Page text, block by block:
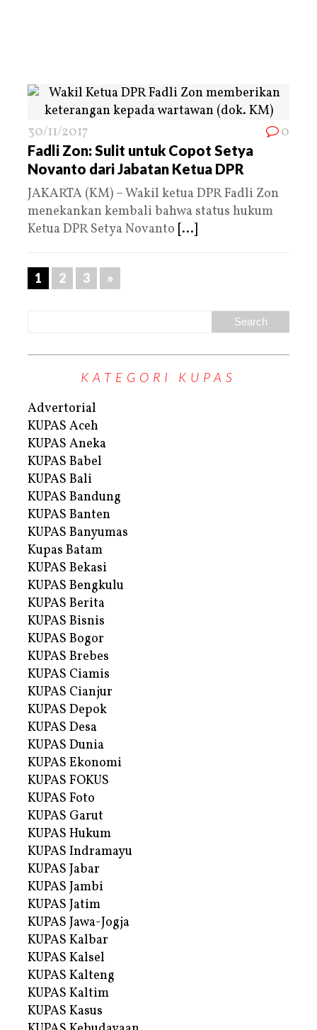
30/11/2017 0
Fadli Zon: Sulit untuk Copot Setya
Novanto dari Jabatan Ketua DPR
JAKARTA (KM) – Wakil ketua DPR Fadli Zon
menekankan kembali bahwa status hukum
Ketua DPR Setya Novanto [...]
1 2 3 »
KATEGORI KUPAS
Advertorial
KUPAS Aceh
KUPAS Aneka
KUPAS Babel
KUPAS Bali
KUPAS Bandung
KUPAS Banten
KUPAS Banyumas
Kupas Batam
KUPAS Bekasi
KUPAS Bengkulu
KUPAS Berita
KUPAS Bisnis
KUPAS Bogor
KUPAS Brebes
KUPAS Ciamis
KUPAS Cianjur
KUPAS Depok
KUPAS Desa
KUPAS Dunia
KUPAS Ekonomi
KUPAS FOKUS
KUPAS Foto
KUPAS Garut
KUPAS Hukum
KUPAS Indramayu
KUPAS Jabar
KUPAS Jambi
KUPAS Jatim
KUPAS Jawa-Jogja
KUPAS Kalbar
KUPAS Kalsel
KUPAS Kalteng
KUPAS Kaltim
KUPAS Kasus